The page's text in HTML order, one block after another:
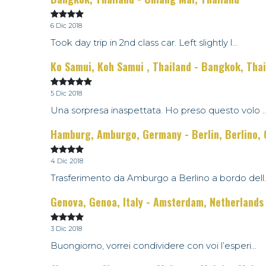
6 Dic 2018
Took day trip in 2nd class car. Left slightly l...
Ko Samui, Koh Samui , Thailand - Bangkok,
5 Dic 2018
Una sorpresa inaspettata. Ho preso questo volo
Hamburg, Amburgo, Germany - Berlin, Berlino,
4 Dic 2018
Trasferimento da Amburgo a Berlino a bordo
Genova, Genoa, Italy - Amsterdam, Netherlands
3 Dic 2018
Buongiorno, vorrei condividere con voi l’esperi...